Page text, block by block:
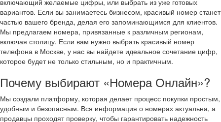
включающий желаемые цифры, или выбрать из уже готовых
вариантов. Если вы занимаетесь бизнесом, красивый номер станет
частью вашего бренда, делая его запоминающимся для клиентов.
Мы предлагаем номера, привязанные к различным регионам,
включая столицу. Если вам нужно выбрать красивый номер
телефона в Москве, у нас вы найдете идеальное сочетание цифр,
которое будет не только стильным, но и практичным.
Почему выбирают «Номера Онлайн»?
Мы создали платформу, которая делает процесс покупки простым,
удобным и безопасным. Вся информация о номерах актуальна, а
продавцы проходят проверку, чтобы гарантировать надежность